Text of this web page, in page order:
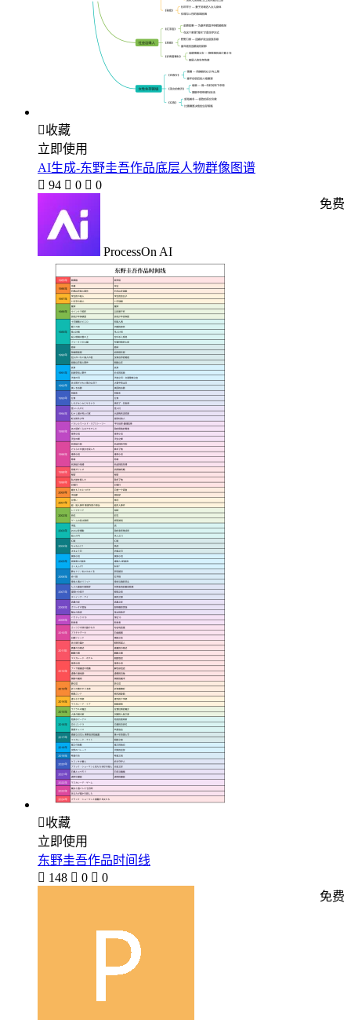
收藏
立即使用
AI生成-东野圭吾作品底层人物群像图谱
 94  0  0
ProcessOn AI
免费
收藏
立即使用
东野圭吾作品时间线
 148  0  0
免费